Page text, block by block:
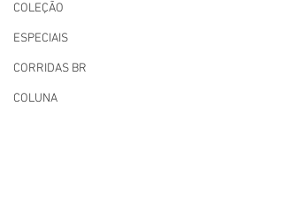
COLEÇÃO
ESPECIAIS
CORRIDAS BR
COLUNA